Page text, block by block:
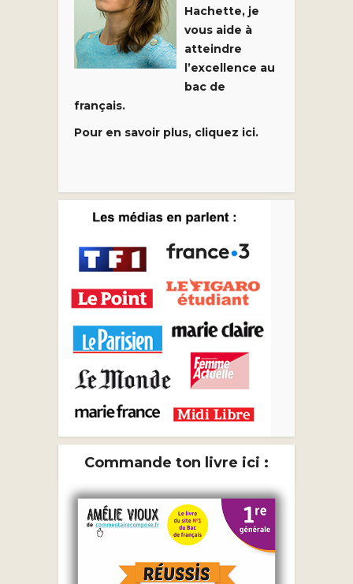
Hachette, je
vous aide à
atteindre
l’excellence au
bac de
français.
Pour en savoir plus, cliquez ici.
Commande ton livre ici :